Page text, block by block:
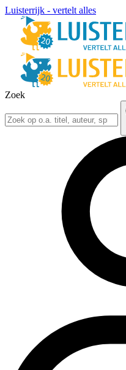
Luisterrijk - vertelt alles
Zoek